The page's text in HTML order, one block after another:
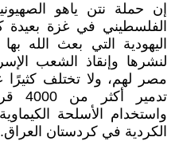
إن حملة نتن ياهو
الفلسطيني في غزة بعيدة
اليهودية التي بعث الله
لنشرها وإنقاذ الشعب
مصر لهم، ولا تختلف
واستخدام الأسلحة
الكردية في كردستان العراق.